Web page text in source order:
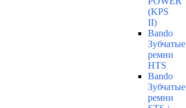
(KPS
II)
Bando
Зубчатые
ремни
HTS
Bando
Зубчатые
ремни